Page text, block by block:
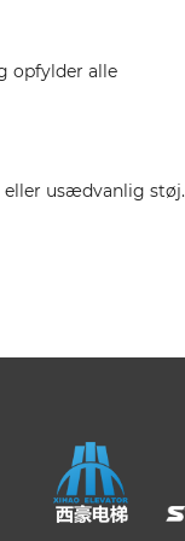
opfylder alle
usædvanlig støj.